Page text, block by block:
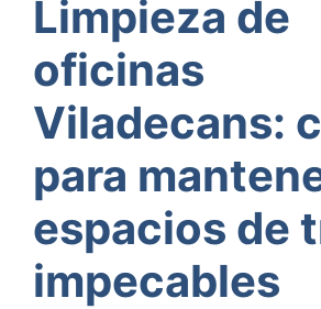
Limpieza de
oficinas
Viladecans:
para
espacios de
impecables